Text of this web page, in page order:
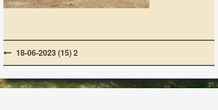
Post
navigation
18-06-2023 (15) 2